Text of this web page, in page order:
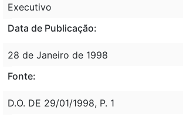
Executivo
Data de Publicação:
28 de Janeiro de 1998
Fonte:
D.O. DE 29/01/1998, P. 1